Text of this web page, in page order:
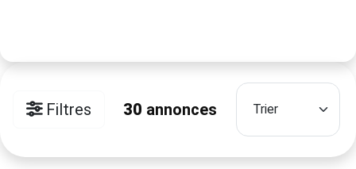
Filtres 30 annonces